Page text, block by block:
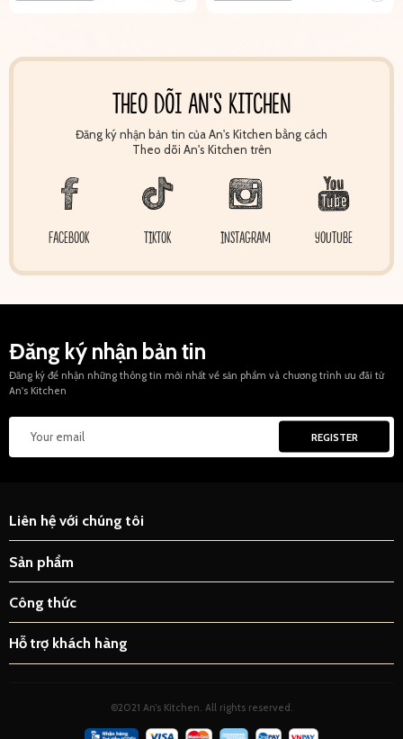
THEO DÕI AN'S KITCHEN
Đăng ký nhận bản tin của An's Kitchen bằng cách
Theo dõi An's Kitchen trên
FACEBOOK TIKTOK INSTAGRAM YOUTUBE
Đăng ký nhận bản tin
Đăng ký để nhận những thông tin mới nhất về sản phẩm và chương trình ưu đãi từ
An's Kitchen
Liên hệ với chúng tôi
Sản phẩm
Công thức
Hỗ trợ khách hàng
©2021 An’s Kitchen. All rights reserved.